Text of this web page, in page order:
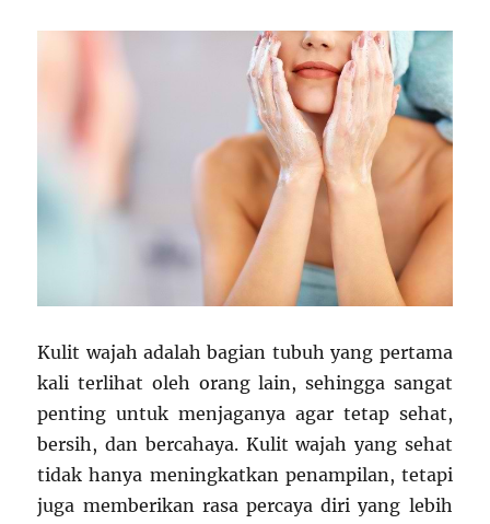
Kulit wajah adalah bagian tubuh yang pertama
kali terlihat oleh orang lain, sehingga sangat
penting untuk menjaganya agar tetap sehat,
bersih, dan bercahaya. Kulit wajah yang sehat
tidak hanya meningkatkan penampilan, tetapi
juga memberikan rasa percaya diri yang lebih